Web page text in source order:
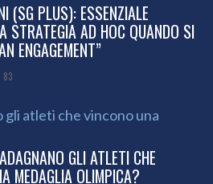
(SG PLUS): ESSENZIALE
STRATEGIA AD HOC QUANDO SI
ENGAGEMENT”
83
GLI ATLETI CHE
MEDAGLIA OLIMPICA?